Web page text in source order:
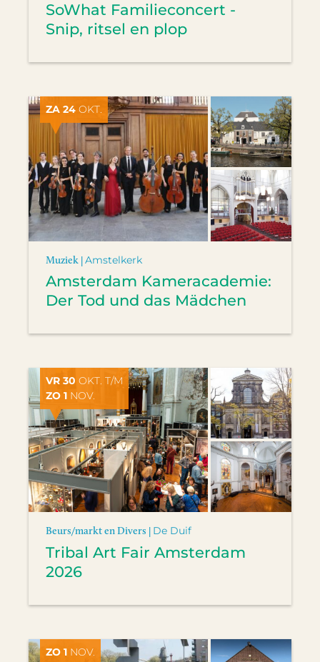
SoWhat Familieconcert -
Snip, ritsel en plop
ZA 24 OKT.
Muziek |Amstelkerk
Amsterdam Kameracademie:
Der Tod und das Mädchen
VR 30 OKT. T/M
ZO 1 NOV.
Beurs/markt en Divers | De Duif
Tribal Art Fair Amsterdam
2026
ZO 1 NOV.